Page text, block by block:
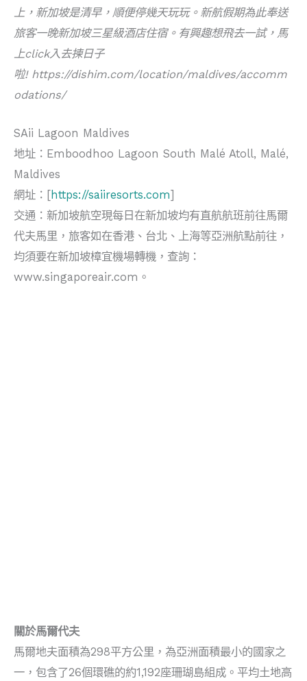
上，新加坡是清早，順便停幾天玩玩。新航假期為此奉送
旅客一晚新加坡三星級酒店住宿。有興趣想飛去一試，馬
上click入去揀日子
啦! https://dishim.com/location/maldives/accomm
odations/
SAii Lagoon Maldives
地址：Emboodhoo Lagoon South Malé Atoll, Malé,
Maldives
網址：[ https://saiiresorts.com]
交通：新加坡航空現每日在新加坡均有直航航班前往馬爾
代夫馬里，旅客如在香港、台北、上海等亞洲航點前往，
均須要在新加坡樟宜機場轉機，查詢：
www.singaporeair.com。
關於馬爾代夫
馬爾地夫面積為298平方公里，為亞洲面積最小的國家之
一，包含了26個環礁的約1,192座珊瑚島組成。平均土地高